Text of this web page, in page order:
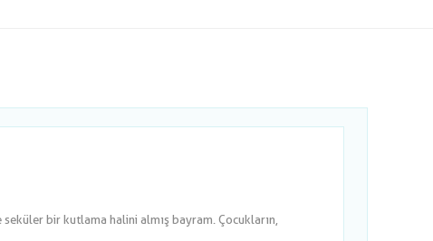
bir kutlama halini almış bayram. Çocukların,